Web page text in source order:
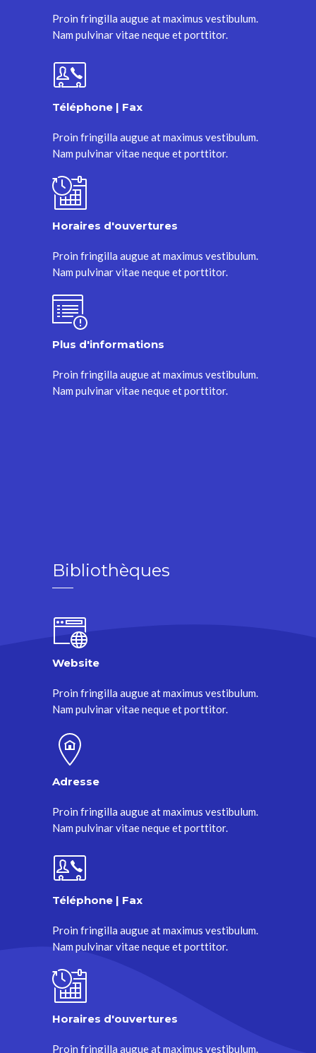
Proin fringilla augue at maximus vestibulum.
Nam pulvinar vitae neque et porttitor.
Téléphone | Fax
Proin fringilla augue at maximus vestibulum.
Nam pulvinar vitae neque et porttitor.
Horaires d'ouvertures
Proin fringilla augue at maximus vestibulum.
Nam pulvinar vitae neque et porttitor.
Plus d'informations
Proin fringilla augue at maximus vestibulum.
Nam pulvinar vitae neque et porttitor.
Bibliothèques
Website
Proin fringilla augue at maximus vestibulum.
Nam pulvinar vitae neque et porttitor.
Adresse
Proin fringilla augue at maximus vestibulum.
Nam pulvinar vitae neque et porttitor.
Téléphone | Fax
Proin fringilla augue at maximus vestibulum.
Nam pulvinar vitae neque et porttitor.
Horaires d'ouvertures
Proin fringilla augue at maximus vestibulum.